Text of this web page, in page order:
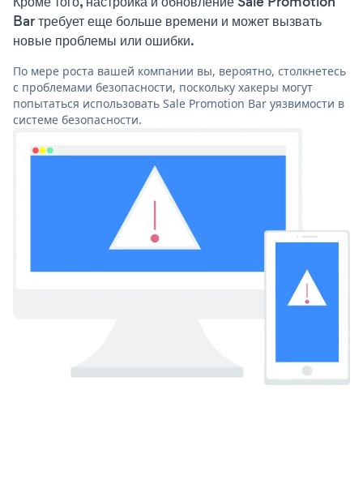
Bar требует еще больше времени и может вызвать
новые проблемы или ошибки.
По мере роста вашей компании вы, вероятно, столкнетесь
с проблемами безопасности, поскольку хакеры могут
попытаться использовать Sale Promotion Bar уязвимости в
системе безопасности.